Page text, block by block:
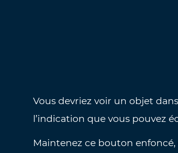
Vous devriez voir un objet
l’indication que vous pouvez
Maintenez ce bouton enfoncé,